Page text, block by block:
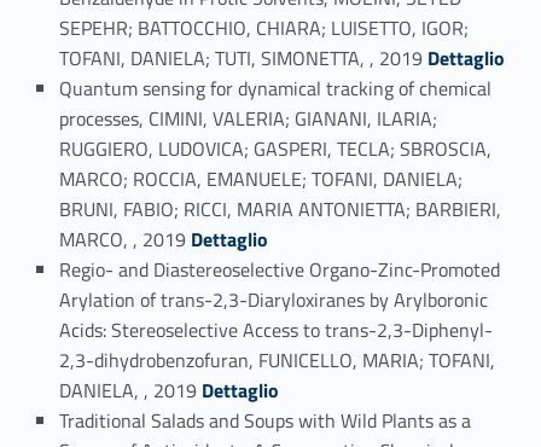
SEPEHR; BATTOCCHIO, CHIARA; LUISETTO, IGOR;
TOFANI, DANIELA; TUTI, SIMONETTA, , 2019 Link identifier #identifier_person_179494-11
Dettaglio
Quantum sensing for dynamical tracking of chemical
processes, CIMINI, VALERIA; GIANANI, ILARIA;
RUGGIERO, LUDOVICA; GASPERI, TECLA; SBROSCIA,
MARCO; ROCCIA, EMANUELE; TOFANI, DANIELA;
BRUNI, FABIO; RICCI, MARIA ANTONIETTA; BARBIERI,
MARCO, , 2019 Link identifier #identifier_person_122492-12
Dettaglio
Regio- and Diastereoselective Organo-Zinc-Promoted
Arylation of trans-2,3-Diaryloxiranes by Arylboronic
Acids: Stereoselective Access to trans-2,3-Diphenyl-
2,3-dihydrobenzofuran, FUNICELLO, MARIA; TOFANI,
DANIELA, , 2019 Link identifier #identifier_person_148540-13
Dettaglio
Traditional Salads and Soups with Wild Plants as a